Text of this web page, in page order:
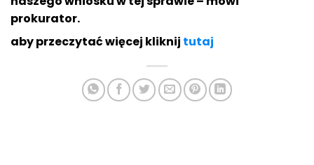
prokurator.
aby przeczytać więcej kliknij tutaj